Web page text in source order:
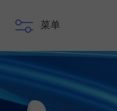
菜单